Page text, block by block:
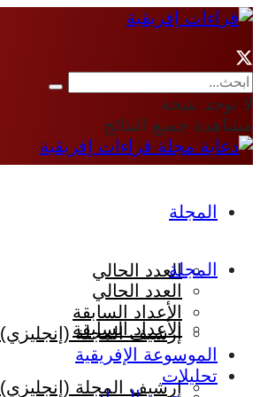
لا توجد نتيجة
مشاهدة جميع النتائج
المجلة
العدد الحالي
الأعداد السابقة
إرشيف المجلة (إنجليزي)
المجلة
العدد الحالي
الأعداد السابقة
إرشيف المجلة (إنجليزي)
الموسوعة الإفريقية
تحليلات